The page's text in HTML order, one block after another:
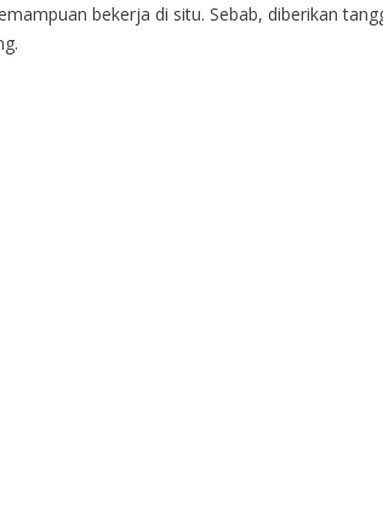
bekerja di situ. Sebab, diberikan